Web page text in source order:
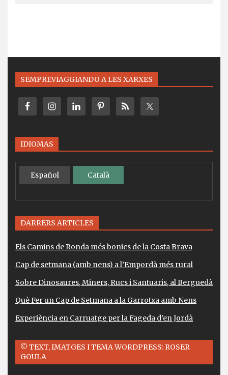
SEMPREVIAGGIANDO A LES XARXES
IDIOMAS
Español Català
DARRERS ARTICLES
Els Camins de Ronda més bonics de la Costa Brava
Cap de setmana (amb nens) a l’Empordà més rural
Sobre Dinosaures, Miners, Rucs i Santuaris, al Berguedà
Què Fer un Cap de Setmana a la Garrotxa amb Nens
Experiència en Carruatge per la Fageda d’en Jordà
© TEXT, IMATGES I TEMA WORDPRESS: ROSER
GOULA